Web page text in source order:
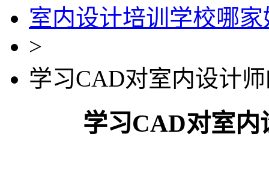
室内设计培训学校哪家
>
学习CAD对室内设计
学习CAD对室内